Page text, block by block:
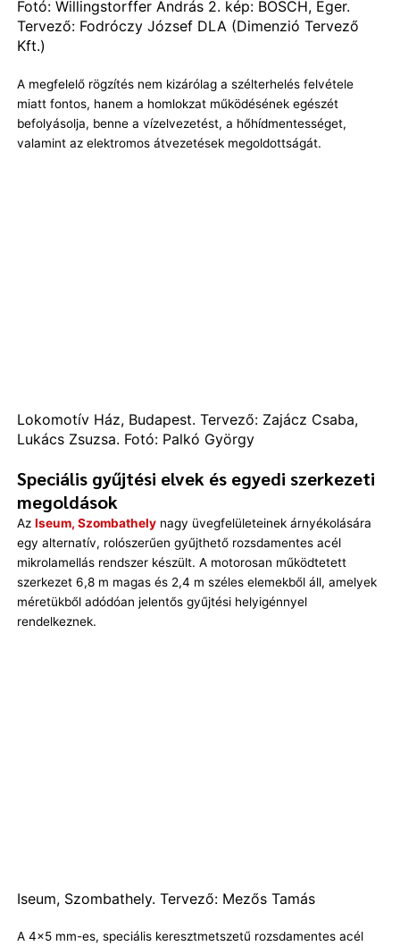
Fotó: Willingstorffer András 2. kép: BOSCH, Eger.
Tervező: Fodróczy József DLA (Dimenzió Tervező
Kft.)
A megfelelő rögzítés nem kizárólag a szélterhelés felvétele
miatt fontos, hanem a homlokzat működésének egészét
befolyásolja, benne a vízelvezetést, a hőhídmentességet,
valamint az elektromos átvezetések megoldottságát.
Lokomotív Ház, Budapest. Tervező: Zajácz Csaba,
Lukács Zsuzsa. Fotó: Palkó György
Speciális gyűjtési elvek és egyedi szerkezeti
megoldások
Az Iseum, Szombathelynagy üvegfelületeinek árnyékolására
egy alternatív, rolószerűen gyűjthető rozsdamentes acél
mikrolamellás rendszer készült. A motorosan működtetett
szerkezet 6,8 m magas és 2,4 m széles elemekből áll, amelyek
méretükből adódóan jelentős gyűjtési helyigénnyel
rendelkeznek.
Iseum, Szombathely. Tervező: Mezős Tamás
A 4×5 mm-es, speciális keresztmetszetű rozsdamentes acél